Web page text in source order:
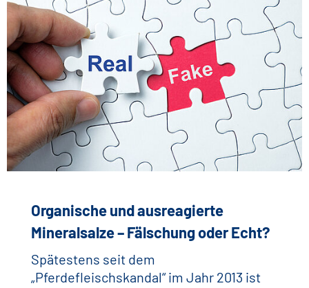
Organische und ausreagierte
Mineralsalze – Fälschung oder Echt?
Spätestens seit dem
„Pferdefleischskandal“ im Jahr 2013 ist